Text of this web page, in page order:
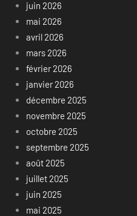
juin 2026
mai 2026
avril 2026
mars 2026
février 2026
janvier 2026
décembre 2025
novembre 2025
octobre 2025
septembre 2025
août 2025
juillet 2025
juin 2025
mai 2025